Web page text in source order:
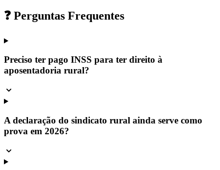
❓ Perguntas Frequentes
Preciso ter pago INSS para ter direito à
aposentadoria rural?
A declaração do sindicato rural ainda serve como
prova em 2026?